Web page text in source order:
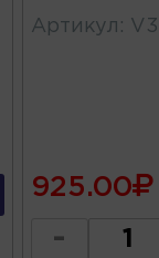
Артикул :
925.00
-